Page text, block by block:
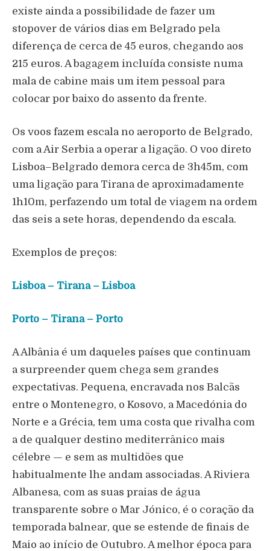
existe ainda a possibilidade de fazer um
stopover de vários dias em Belgrado pela
diferença de cerca de 45 euros, chegando aos
215 euros. A bagagem incluída consiste numa
mala de cabine mais um item pessoal para
colocar por baixo do assento da frente.
Os voos fazem escala no aeroporto de Belgrado,
com a Air Serbia a operar a ligação. O voo direto
Lisboa–Belgrado demora cerca de 3h45m, com
uma ligação para Tirana de aproximadamente
1h10m, perfazendo um total de viagem na ordem
das seis a sete horas, dependendo da escala.
Exemplos de preços:
Lisboa – Tirana – Lisboa
Porto – Tirana – Porto
A Albânia é um daqueles países que continuam
a surpreender quem chega sem grandes
expectativas. Pequena, encravada nos Balcãs
entre o Montenegro, o Kosovo, a Macedónia do
Norte e a Grécia, tem uma costa que rivalha com
a de qualquer destino mediterrânico mais
célebre — e sem as multidões que
habitualmente lhe andam associadas. A Riviera
Albanesa, com as suas praias de água
transparente sobre o Mar Jónico, é o coração da
temporada balnear, que se estende de finais de
Maio ao início de Outubro. A melhor época para